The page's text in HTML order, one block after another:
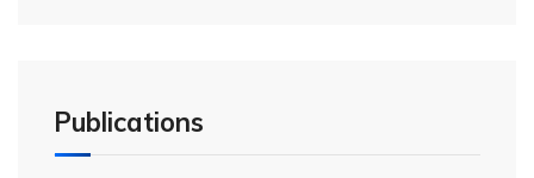
Publications